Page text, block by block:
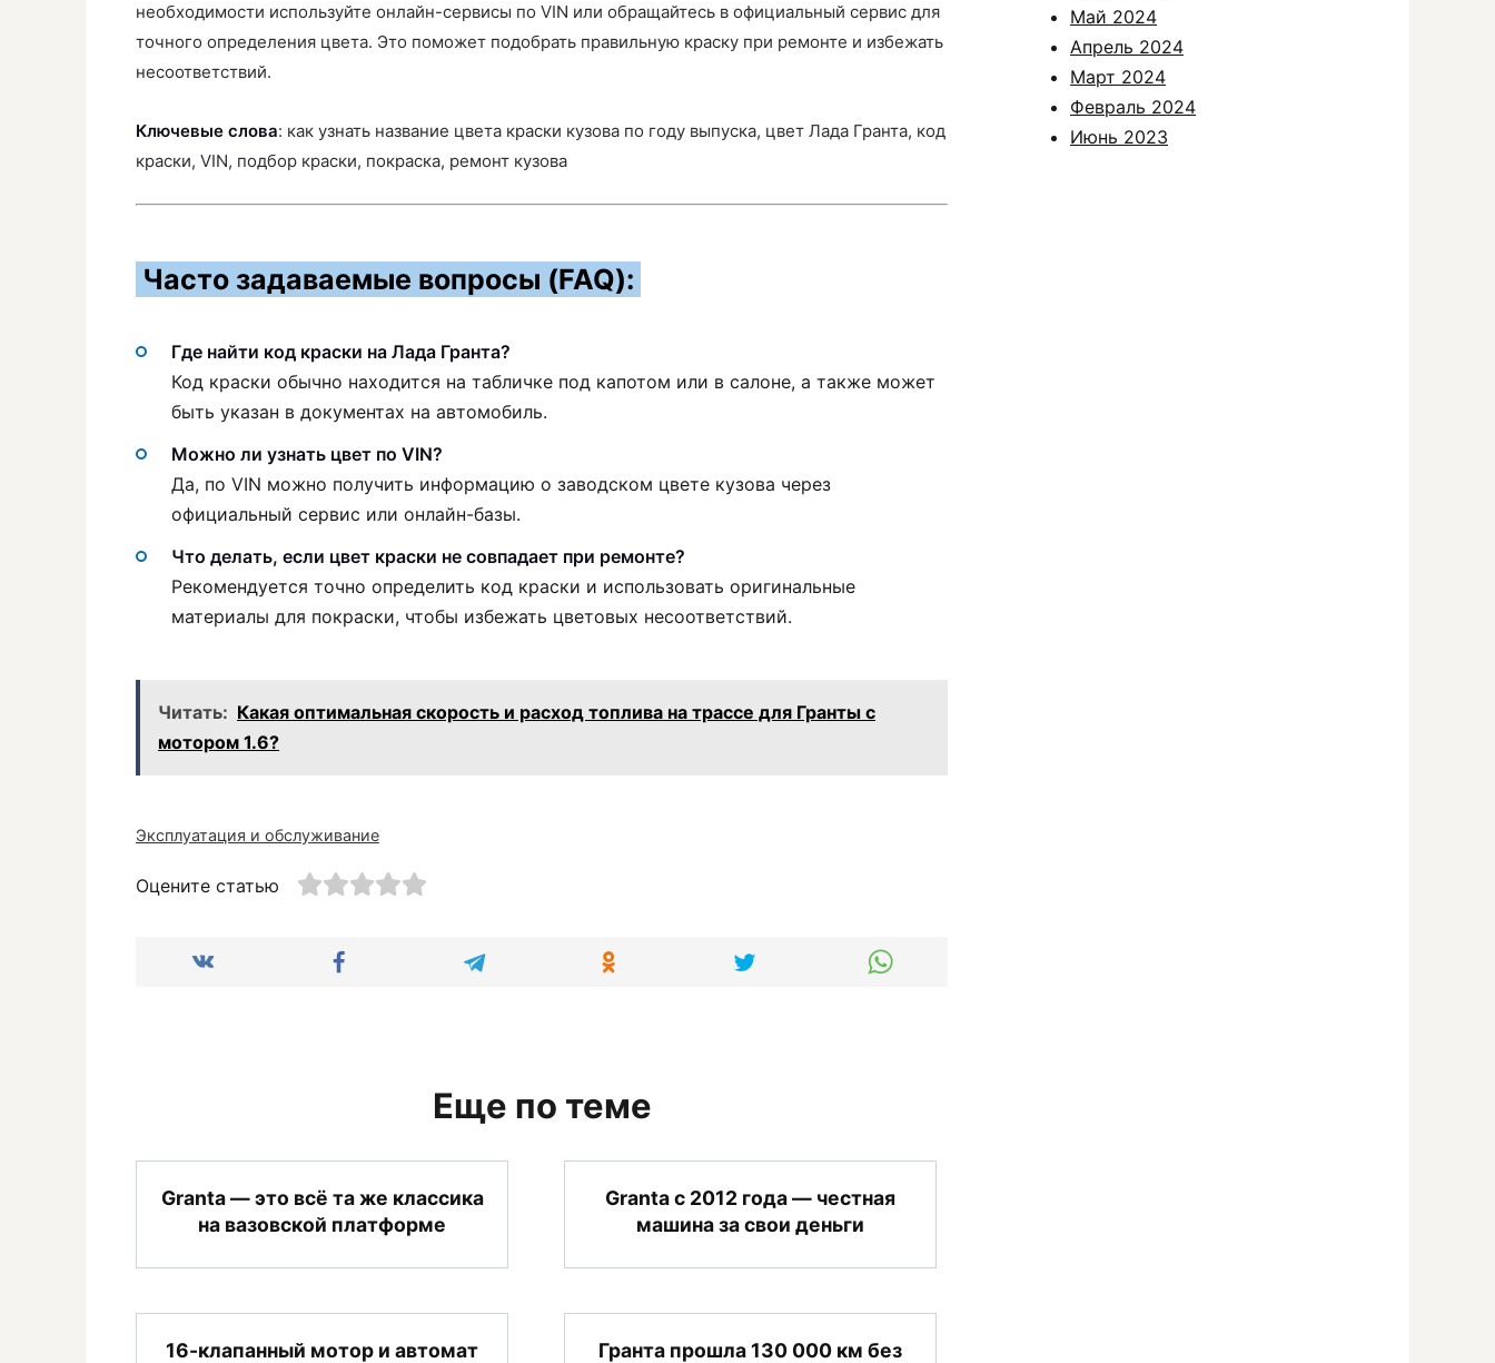
необходимости используйте онлайн-сервисы по VIN или обращайтесь в официальный сервис для
точного определения цвета. Это поможет подобрать правильную краску при ремонте и избежать
несоответствий.
Ключевые слова: как узнать название цвета краски кузова по году выпуска, цвет Лада Гранта, код
краски, VIN, подбор краски, покраска, ремонт кузова
Часто задаваемые вопросы (FAQ):
Где найти код краски на Лада Гранта?
Код краски обычно находится на табличке под капотом или в салоне, а также может
быть указан в документах на автомобиль.
Можно ли узнать цвет по VIN?
Да, по VIN можно получить информацию о заводском цвете кузова через
официальный сервис или онлайн-базы.
Что делать, если цвет краски не совпадает при ремонте?
Рекомендуется точно определить код краски и использовать оригинальные
материалы для покраски, чтобы избежать цветовых несоответствий.
Читать: Какая оптимальная скорость и расход топлива на трассе для Гранты с
мотором 1.6?
Эксплуатация и обслуживание
Оцените статью
Еще по теме
Granta — это всё та же классика
на вазовской платформе
Granta с 2012 года — честная
машина за свои деньги
16-клапанный мотор и автомат Гранта прошла 130 000 км без
Май 2024
Апрель 2024
Март 2024
Февраль 2024
Июнь 2023